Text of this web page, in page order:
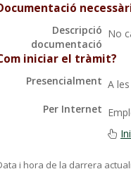
Descripció
documentació
No
iniciar el tràmit?
Presencialment A
Per Internet
i hora de la darrera